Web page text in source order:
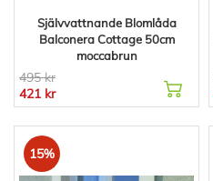
Självvattnande Blomlåda
Balconera Cottage 50cm
moccabrun
495 kr
421 kr
15%